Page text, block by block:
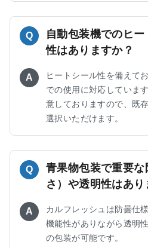
Q
自動包装機でのヒ
性はありますか？
A
ヒートシール性を備えて
での使用に対応していま
意しておりますので、既
選択いただけます。
Q
青果物包装で重要な
さ）や透明性はあり
A
カルフレッシュは防曇仕
機能性がありながら透明
の包装が可能です。